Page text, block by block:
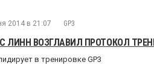
2014 в 21:07 GP3
ЛИНН ВОЗГЛАВИЛ ПРОТОКОЛ
в тренировке GP3